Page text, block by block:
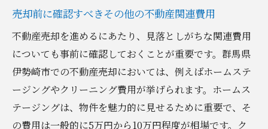
不動産売却を成功させるための実践的なス
テップ
プロのアドバイスを受ける際のポイント
売却計画を確実に進めるための時間管理術
売却プロセスを円滑に進めるためのコミュ
ニケーション術
売却前に確認すべきその他の不動産関連費用
不動産売却を進めるにあたり、見落としがちな関連費用
についても事前に確認しておくことが重要です。群馬県
伊勢崎市での不動産売却においては、例えばホームステ
ージングやクリーニング費用が挙げられます。ホームス
テージングは、物件を魅力的に見せるために重要で、そ
の費用は一般的に5万円から10万円程度が相場です。ク